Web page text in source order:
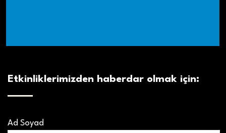
Etkinliklerimizden haberdar olmak için:
Ad Soyad